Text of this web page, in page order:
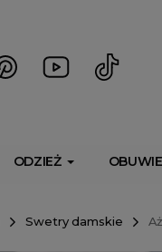
ODZIEŻ OBUWIE
Swetry damskie